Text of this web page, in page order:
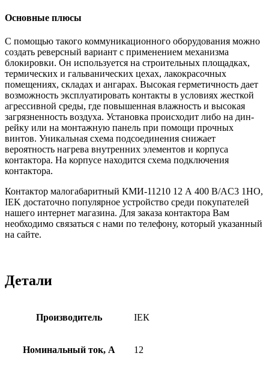
Основные плюсы
С помощью такого коммуникационного оборудования можно
создать реверсный вариант с применением механизма
блокировки. Он используется на строительных площадках,
термических и гальванических цехах, лакокрасочных
помещениях, складах и ангарах. Высокая герметичность дает
возможность эксплуатировать контакты в условиях жесткой
агрессивной среды, где повышенная влажность и высокая
загрязненность воздуха. Установка происходит либо на дин-
рейку или на монтажную панель при помощи прочных
винтов. Уникальная схема подсоединения снижает
вероятность нагрева внутренних элементов и корпуса
контактора. На корпусе находится схема подключения
контактора.
Контактор малогабаритный КМИ-11210 12 А 400 В/AC3 1НО,
IEK достаточно популярное устройство среди покупателей
нашего интернет магазина. Для заказа контактора Вам
необходимо связаться с нами по телефону, который указанный
на сайте.
Детали
Производитель ІЕК
Номинальный ток, А 12